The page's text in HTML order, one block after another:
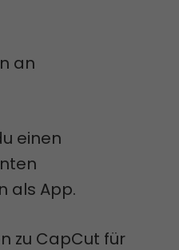
an
einen
als App.
zu CapCut für